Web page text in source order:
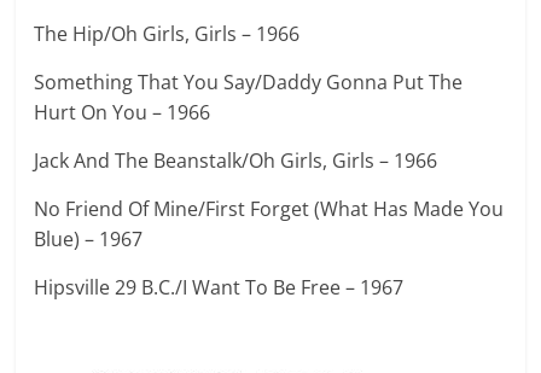
The Hip/Oh Girls, Girls – 1966
Something That You Say/Daddy Gonna Put The
Hurt On You – 1966
Jack And The Beanstalk/Oh Girls, Girls – 1966
No Friend Of Mine/First Forget (What Has Made You
Blue) – 1967
Hipsville 29 B.C./I Want To Be Free – 1967